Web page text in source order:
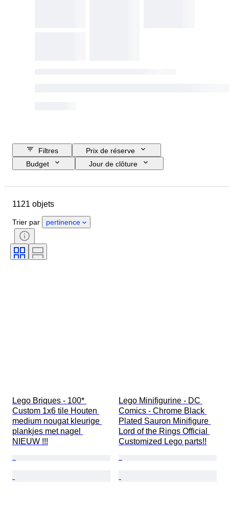
Filtres
Prix de réserve
Budget
Jour de clôture
État
Thème
Style
Signature
Échelle
Type de LEGO
1121 objets
Trier par pertinence
Lego Briques - 100*
Custom 1x6 tile Houten
medium nougat kleurige
plankjes met nagel
NIEUW !!!
Lego Minifigurine - DC
Comics - Chrome Black
Plated Sauron Minifigure
Lord of the Rings Official
Customized Lego parts!!